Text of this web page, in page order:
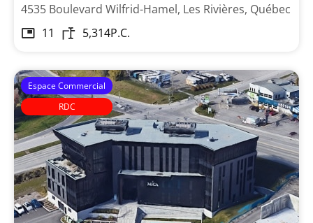
4535 Boulevard Wilfrid-Hamel, Les Rivières, Québec
11
5,314P.C.
Espace Commercial
RDC